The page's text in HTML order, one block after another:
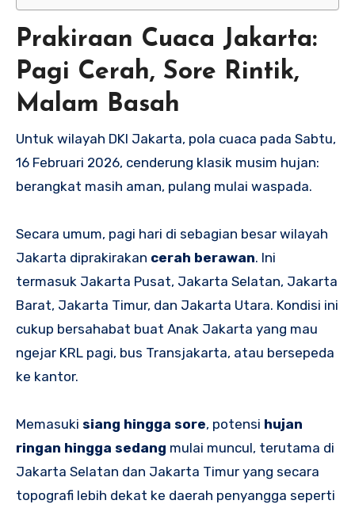
Prakiraan Cuaca Jakarta:
Pagi Cerah, Sore Rintik,
Malam Basah
Untuk wilayah DKI Jakarta, pola cuaca pada Sabtu,
16 Februari 2026, cenderung klasik musim hujan:
berangkat masih aman, pulang mulai waspada.
Secara umum, pagi hari di sebagian besar wilayah
Jakarta diprakirakan cerah berawan. Ini
termasuk Jakarta Pusat, Jakarta Selatan, Jakarta
Barat, Jakarta Timur, dan Jakarta Utara. Kondisi ini
cukup bersahabat buat Anak Jakarta yang mau
ngejar KRL pagi, bus Transjakarta, atau bersepeda
ke kantor.
Memasuki siang hingga sore, potensi hujan
ringan hingga sedang mulai muncul, terutama di
Jakarta Selatan dan Jakarta Timur yang secara
topografi lebih dekat ke daerah penyangga seperti